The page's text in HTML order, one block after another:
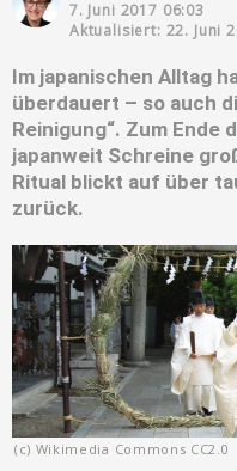
7. Juni 2017 06:03
Aktualisiert: 22. Juni
Im japanischen Alltag
überdauert – so auch
Reinigung“. Zum
japanweit Schreine
Ritual blickt auf über
zurück.
(c) Wikimedia Commons CC2.0